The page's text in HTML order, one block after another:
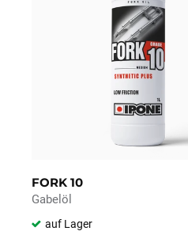
FORK 10
Gabelöl
auf Lager